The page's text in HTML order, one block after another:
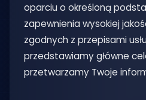
oparciu o określoną
zapewnienia wysokiej
zgodnych z przepisami
przedstawiamy główne
przetwarzamy Twoje